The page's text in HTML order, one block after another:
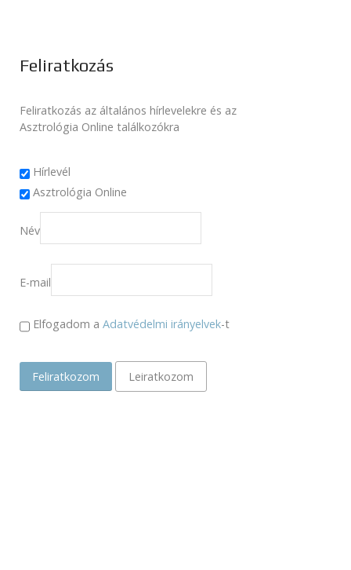
Feliratkozás
Feliratkozás az általános hírlevelekre és az
Asztrológia Online találkozókra
Hírlevél
Asztrológia Online
Név
E-mail
Elfogadom a Adatvédelmi irányelvek-t
Feliratkozom Leiratkozom